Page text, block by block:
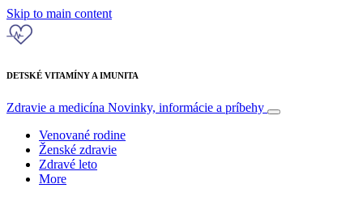
Skip to main content
DETSKÉ VITAMÍNY A IMUNITA
Zdravie a medicína Novinky, informácie a príbehy
Venované rodine
Ženské zdravie
Zdravé leto
More